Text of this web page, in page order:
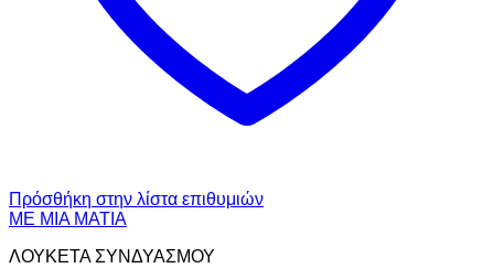
Πρόσθήκη στην λίστα επιθυμιών
ΜΕ ΜΙΑ ΜΑΤΙΑ
ΛΟΥΚΕΤΑ ΣΥΝΔΥΑΣΜΟΥ